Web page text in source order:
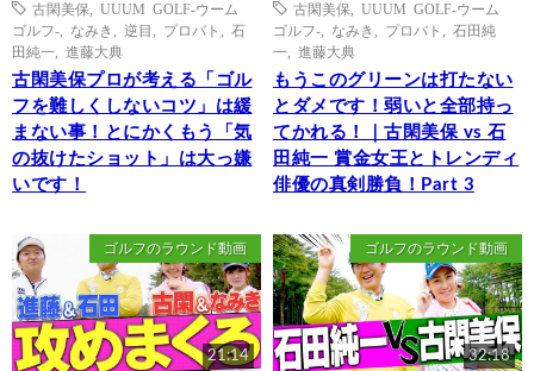
古閑美保
UUUM GOLF-ウーム
ゴルフ-
なみき 逆目 プロバト
石
田純一
進藤大典
古閑美保プロが考える「ゴル
フを難しくしないコツ」は緩
まない事！とにかくもう「気
の抜けたショット」は大っ嫌
いです！
古閑美保
UUUM GOLF-ウーム
ゴルフ-
なみき プロバト
石田純
一
進藤大典
もうこのグリーンは打たない
とダメです！弱いと全部持っ
てかれる！｜古閑美保 vs 石
田純一 賞金女王とトレンディ
俳優の真剣勝負！Part 3
ゴルフのラウンド動画
21:14
ゴルフのラウンド動画
32:18